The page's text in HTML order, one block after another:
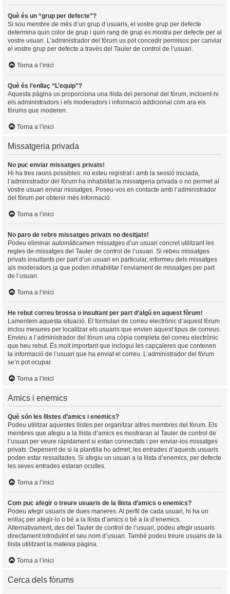
Què és un “grup per defecte”?
Si sou membre de més d’un grup d’usuaris, el vostre grup per defecte
determina quin color de grup i quin rang de grup es mostra per defecte per al
vostre usuari. L’administrador del fòrum us pot concedir permisos per canviar
el vostre grup per defecte a través del Tauler de control de l’usuari.
Torna a l’inici
Què és l’enllaç “L’equip”?
Aquesta pàgina us proporciona una llista del personal del fòrum, incloent-hi
els administradors i els moderadors i informació addicional com ara els
fòrums que moderen.
Torna a l’inici
Missatgeria privada
No puc enviar missatges privats!
Hi ha tres raons possibles: no esteu registrat i amb la sessió iniciada,
l’administrador del fòrum ha inhabilitat la missatgeria privada o no permet al
vostre usuari enviar missatges. Poseu-vos en contacte amb l’administrador
del fòrum per obtenir més informació.
Torna a l’inici
No paro de rebre missatges privats no desitjats!
Podeu eliminar automàticamen missatges d’un usuari concret utilitzant les
regles de missatges del Tauler de control de l’usuari. Si rebeu missatges
privats insultants per part d’un usuari en particular, informeu dels missatges
als moderadors ja que poden inhabilitar l’enviament de missatges per part
de l’usuari.
Torna a l’inici
He rebut correu brossa o insultant per part d’algú en aquest fòrum!
Lamentem aquesta situació. El formulari de correu electrònic d’aquest fòrum
inclou mesures per localitzar els usuaris que envien aquest tipus de correus.
Envieu a l’administrador del fòrum una còpia completa del correu electrònic
que heu rebut. És molt important que inclogui les capçaleres que contenen
la informació de l’usuari que ha enviat el correu. L’administrador del fòrum
se’n pot ocupar.
Torna a l’inici
Amics i enemics
Què són les llistes d’amics i enemics?
Podeu utilitzar aquestes llistes per organitzar altres membres del fòrum. Els
membres que afegiu a la llista d’amics es mostraran al Tauler de control de
l’usuari per veure ràpidament si estan connectats i per enviar-los missatges
privats. Depenent de si la plantilla ho admet, les entrades d’aquests usuaris
poden estar ressaltades. Si afegiu un usuari a la llista d’enemics, per defecte
les seves entrades estaran ocultes.
Torna a l’inici
Com puc afegir o treure usuaris de la llista d’amics o enemics?
Podeu afegir usuaris de dues maneres. Al perfil de cada usuari, hi ha un
enllaç per afegir-lo o bé a la llista d’amics o bé a la d’enemics.
Alternativament, des del Tauler de control de l’usuari, podeu afegir usuaris
directament introduïnt el seu nom d’usuari. També podeu treure usuaris de la
llista utilitzant la mateixa pàgina.
Torna a l’inici
Cerca dels fòrums